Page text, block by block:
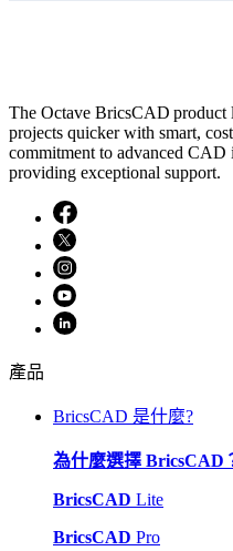
The Octave BricsCAD product
projects quicker with smart,
commitment to advanced CAD
providing exceptional support.
產品
BricsCAD 是什麼?
為什麼選擇 BricsCAD
BricsCAD Lite
BricsCAD Pro